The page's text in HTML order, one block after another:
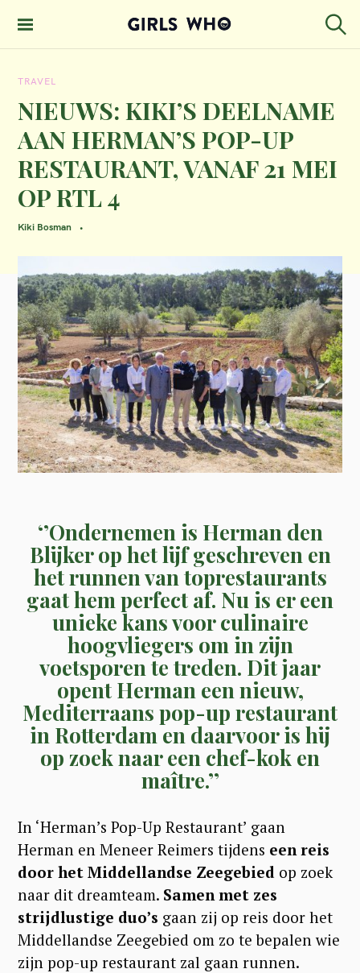
GIRLS WHO
TRAVEL
NIEUWS: KIKI’S DEELNAME
AAN HERMAN’S POP-UP
RESTAURANT, VANAF 21 MEI
OP RTL 4
Kiki Bosman
‘’Ondernemen is Herman den
Blijker op het lijf geschreven en
het runnen van toprestaurants
gaat hem perfect af. Nu is er een
unieke kans voor culinaire
hoogvliegers om in zijn
voetsporen te treden. Dit jaar
opent Herman een nieuw,
Mediterraans pop-up restaurant
in Rotterdam en daarvoor is hij
op zoek naar een chef-kok en
maître.’’
In ‘Herman’s Pop-Up Restaurant’ gaan
Herman en Meneer Reimers tijdens een reis
door het Middellandse Zeegebied op zoek
naar dit dreamteam. Samen met zes
strijdlustige duo’s gaan zij op reis door het
Middellandse Zeegebied om zo te bepalen wie
zijn pop-up restaurant zal gaan runnen.